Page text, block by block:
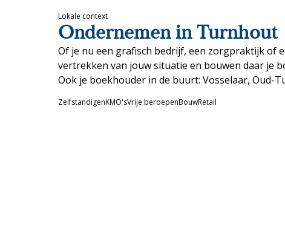
Lokale context
Ondernemen in Turnhout
Of je nu een grafisch bedrijf, een zorgpraktijk of
vertrekken van jouw situatie en bouwen daar je
Ook je boekhouder in de buurt: Vosselaar, Oud-
ZelfstandigenKMO'sVrije beroepenBouwRetail